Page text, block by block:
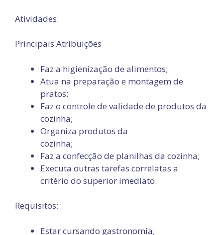
Atividades:
Principais Atribuições
Faz a higienização de alimentos;
Atua na preparação e montagem de
pratos;
Faz o controle de validade de produtos da
cozinha;
Organiza produtos da
cozinha;
Faz a confecção de planilhas da cozinha;
Executa outras tarefas correlatas a
critério do superior imediato.
Requisitos:
Estar cursando gastronomia;